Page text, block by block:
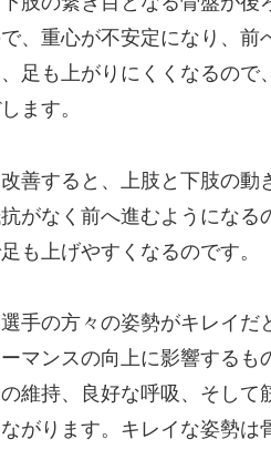
、重心が不安定になり、
足も上がりにくくなるの
ます。
善すると、上肢と下肢の
がなく前へ進むようにな
も上げやすくなるのです。
手の方々の姿勢がキレイ
マンスの向上に影響する
維持、良好な呼吸、そし
がります。キレイな姿勢は